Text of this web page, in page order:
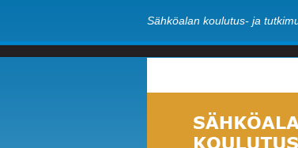
Sähköalan koulutus- ja